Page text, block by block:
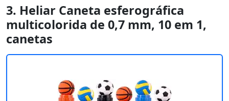
3. Heliar Caneta esferográfica
multicolorida de 0,7 mm, 10 em 1,
canetas